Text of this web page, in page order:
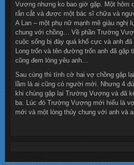
Vương nhưng ko bao giờ gặp. Một hôm
rắn cắt và được một bác sĩ chữa và
A Lan – một phụ nữ mạnh mẽ giàu nghị
chung với chồng… Về phần Trường
cuộc sống bị đày quá khổ cực và anh
Long trốn và tên đường trốn anh đã gặp
cũng đem lòng yêu anh…
Sau cùng thì tình cờ hai vợ chồng gặp
lầm là ai cũng có người mới. Nhưng 4
khi chúng gặp lại Trường Vượng và đã
ba. Lúc đó Trường Vượng mới hiểu là
mới và một lòng thủy chung với anh và